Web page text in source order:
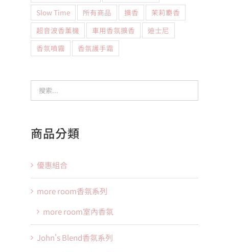
Slow Time
所有商品 擴香
茉莉麝香
超音波香薰機
車用香氛擴香
迪士尼
香氛噴霧
香氛護手霜
商品分類
優惠組合
more room香氛系列
more room室內香氛
John's Blend香氛系列